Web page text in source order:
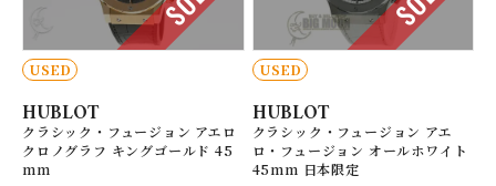
USED
HUBLOT
クラシック・フュージョン アエロ
クロノグラフ キングゴールド 45
mm
USED
HUBLOT
クラシック・フュージョン アエ
ロ・フュージョン オールホワイト
45mm 日本限定